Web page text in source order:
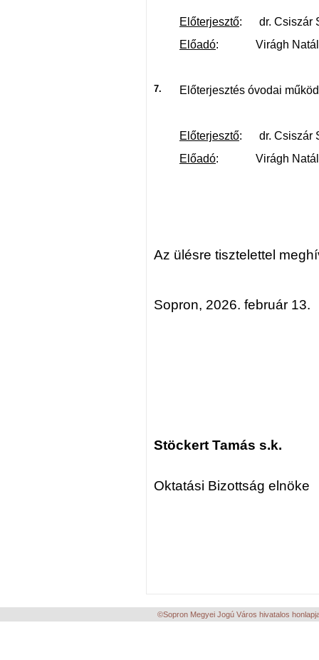
Előterjesztő: dr. Csiszár
Előadó: Virágh Natália
7. Előterjesztés óvodai
Előterjesztő: dr. Csiszár
Előadó: Virágh Natália
Az ülésre tisztelettel
Sopron, 2026. február 13.
Stöckert Tamás s.k.
Oktatási Bizottság elnöke
©Sopron Megyei Jogú Város hivatalos